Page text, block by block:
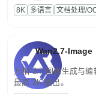
为便于存储、检索和二
8K 多语言 文档处理/
Wan2.7-Image
万相 2.7 图像生成与编
最高 2K 输出。